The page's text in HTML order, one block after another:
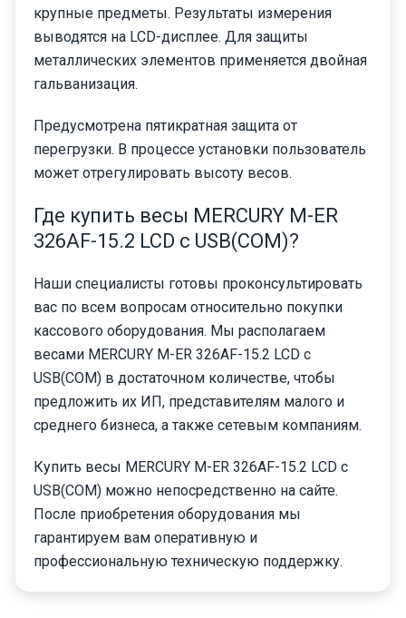
крупные предметы. Результаты измерения
выводятся на LCD-дисплее. Для защиты
металлических элементов применяется двойная
гальванизация.
Предусмотрена пятикратная защита от
перегрузки. В процессе установки пользователь
может отрегулировать высоту весов.
Где купить весы MERCURY M-ER
326AF-15.2 LCD с USB(COM)?
Наши специалисты готовы проконсультировать
вас по всем вопросам относительно покупки
кассового оборудования. Мы располагаем
весами MERCURY M-ER 326AF-15.2 LCD с
USB(COM) в достаточном количестве, чтобы
предложить их ИП, представителям малого и
среднего бизнеса, а также сетевым компаниям.
Купить весы MERCURY M-ER 326AF-15.2 LCD с
USB(COM) можно непосредственно на сайте.
После приобретения оборудования мы
гарантируем вам оперативную и
профессиональную техническую поддержку.